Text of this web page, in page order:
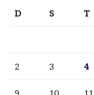
D
S T
2 3 4